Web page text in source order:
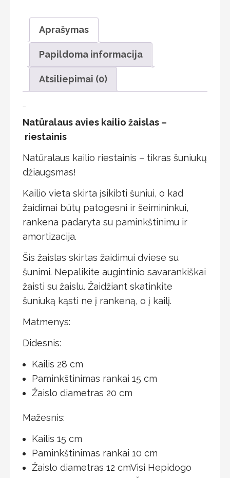
Aprašymas
Papildoma informacija
Atsiliepimai (0)
Natūralaus avies kailio žaislas –
riestainis
Natūralaus kailio riestainis – tikras šuniukų
džiaugsmas!
Kailio vieta skirta įsikibti šuniui, o kad
žaidimai būtų patogesni ir šeimininkui,
rankena padaryta su paminkštinimu ir
amortizacija.
Šis žaislas skirtas žaidimui dviese su
šunimi. Nepalikite augintinio savarankiškai
žaisti su žaislu. Žaidžiant skatinkite
šuniuką kąsti ne į rankeną, o į kailį.
Matmenys:
Didesnis:
Kailis 28 cm
Paminkštinimas rankai 15 cm
Žaislo diametras 20 cm
Mažesnis:
Kailis 15 cm
Paminkštinimas rankai 10 cm
Žaislo diametras 12 cmVisi Hepidogo